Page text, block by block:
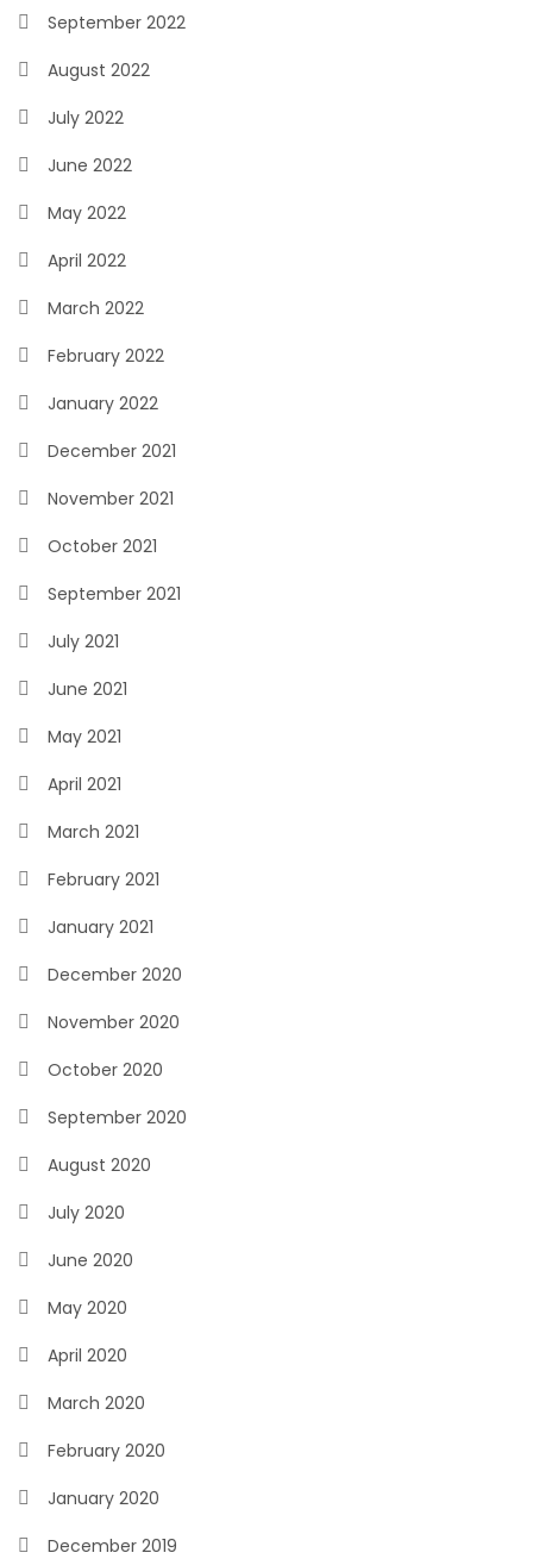
September 2022
August 2022
July 2022
June 2022
May 2022
April 2022
March 2022
February 2022
January 2022
December 2021
November 2021
October 2021
September 2021
July 2021
June 2021
May 2021
April 2021
March 2021
February 2021
January 2021
December 2020
November 2020
October 2020
September 2020
August 2020
July 2020
June 2020
May 2020
April 2020
March 2020
February 2020
January 2020
December 2019